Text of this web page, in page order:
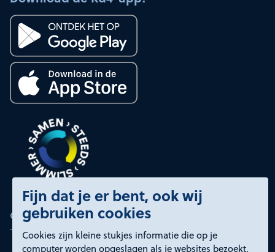
Fijn dat je er bent, ook wij
gebruiken cookies
Cookies zijn kleine stukjes informatie die op je
computer worden opgeslagen als je websites bezoekt.
Certificeringen